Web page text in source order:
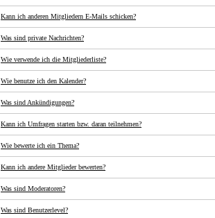
Kann ich anderen Mitgliedern E-Mails schicken?
Was sind private Nachrichten?
Wie verwende ich die Mitgliederliste?
Wie benutze ich den Kalender?
Was sind Ankündigungen?
Kann ich Umfragen starten bzw. daran teilnehmen?
Wie bewerte ich ein Thema?
Kann ich andere Mitglieder bewerten?
Was sind Moderatoren?
Was sind Benutzerlevel?